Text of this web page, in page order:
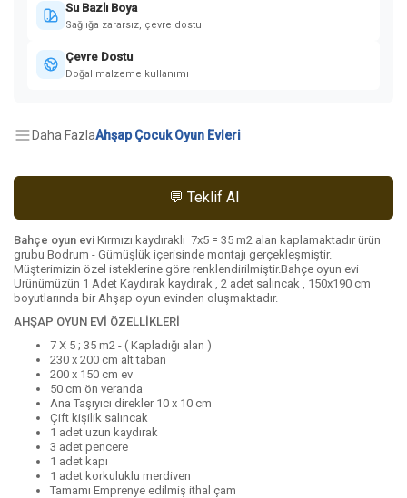
Su Bazlı Boya
Sağlığa zararsız, çevre dostu
Çevre Dostu
Doğal malzeme kullanımı
Daha FazlaAhşap Çocuk Oyun Evleri
💬 Teklif Al
Bahçe oyun evi Kırmızı kaydıraklı 7x5 = 35 m2 alan kaplamaktadır ürün
grubu Bodrum - Gümüşlük içerisinde montajı gerçekleşmiştir.
Müşterimizin özel isteklerine göre renklendirilmiştir.Bahçe oyun evi
Ürünümüzün 1 Adet Kaydırak kaydırak , 2 adet salıncak , 150x190 cm
boyutlarında bir Ahşap oyun evinden oluşmaktadır.
AHŞAP OYUN EVİ ÖZELLİKLERİ
7 X 5 ; 35 m2 - ( Kapladığı alan )
230 x 200 cm alt taban
200 x 150 cm ev
50 cm ön veranda
Ana Taşıyıcı direkler 10 x 10 cm
Çift kişilik salıncak
1 adet uzun kaydırak
3 adet pencere
1 adet kapı
1 adet korkuluklu merdiven
Tamamı Emprenye edilmiş ithal çam